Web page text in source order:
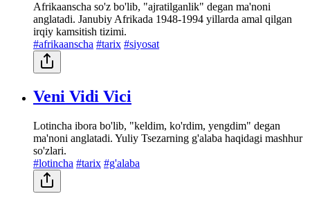
Afrikaanscha so'z bo'lib, "ajratilganlik" degan ma'noni
anglatadi. Janubiy Afrikada 1948-1994 yillarda amal qilgan
irqiy kamsitish tizimi.
#afrikaanscha #tarix #siyosat
Veni Vidi Vici
Lotincha ibora bo'lib, "keldim, ko'rdim, yengdim" degan
ma'noni anglatadi. Yuliy Tsezarning g'alaba haqidagi mashhur
so'zlari.
#lotincha #tarix #g'alaba